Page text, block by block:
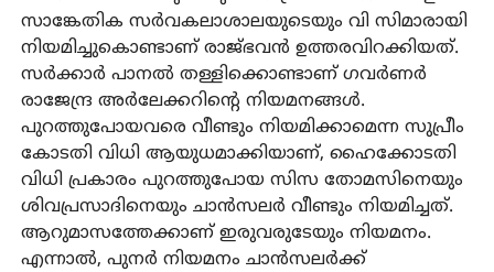
സാങ്കേതിക സര്‍വകലാശാലയുടെയും വി സിമാരായി
നിയമിച്ചുകൊണ്ടാണ് രാജ്ഭവന്‍ ഉത്തരവിറക്കിയത്.
സര്‍ക്കാര്‍ പാനല്‍ തള്ളിക്കൊണ്ടാണ് ഗവര്‍ണര്‍
രാജേന്ദ്ര അര്‍ലേക്കറിന്റെ നിയമനങ്ങള്‍.
പുറത്തുപോയവരെ വീണ്ടും നിയമിക്കാമെന്ന സുപ്രീം
കോടതി വിധി ആയുധമാക്കിയാണ്, ഹൈക്കോടതി
വിധി പ്രകാരം പുറത്തുപോയ സിസ തോമസിനെയും
ശിവപ്രസാദിനെയും ചാന്‍സലര്‍ വീണ്ടും നിയമിച്ചത്.
ആറുമാസത്തേക്കാണ് ഇരുവരുടേയും നിയമനം.
എന്നാല്‍, പുനര്‍ നിയമനം ചാന്‍സലര്‍ക്ക്